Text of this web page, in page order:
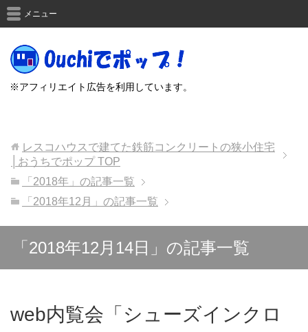
※アフィリエイト広告を利用しています。
メニュー
レスコハウスで建てた鉄筋コンクリートの狭小住宅
│おうちでポップTOP
「2018年」の記事一覧
「2018年12月」の記事一覧
「2018年12月14日」の記事一覧
web内覧会「シューズインクロ